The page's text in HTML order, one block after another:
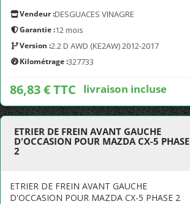
Vendeur :DESGUACES VINAGRE
Garantie :12 mois
Version :2.2 D AWD (KE2AW) 2012-2017
Kilométrage :327733
86,83 € TTC livraison incluse
ETRIER DE FREIN AVANT GAUCHE
D'OCCASION POUR MAZDA CX-5 PHASE
2
ETRIER DE FREIN AVANT GAUCHE
D'OCCASION POUR MAZDA CX-5 PHASE 2